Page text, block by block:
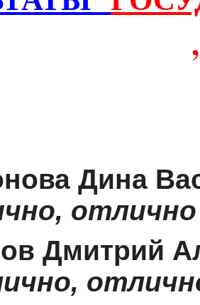
отлично